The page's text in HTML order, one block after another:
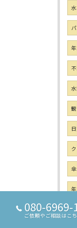
080-6969-
ご依頼やご相談はこ